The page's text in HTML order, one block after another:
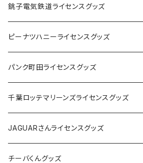
Tシャツ
キャップ
ステッカー
缶バッジ
ホテルキーホルダー
銚子電気鉄道ライセンスグッズ
ステッカー
缶バッジ
アクリルキーホルダー
ホテルキーホルダー
クリアファイル
ピーナツハニーライセンスグッズ
Tシャツ
キャップ
バッグ
ステッカー
パンク町田ライセンスグッズ
Tシャツ
キャップ
バッグ
千葉ロッテマリーンズライセンスグッズ
ステッカー
ステッカー
缶バッジ
JAGUARさんライセンスグッズ
Tシャツ
チーバくんグッズ